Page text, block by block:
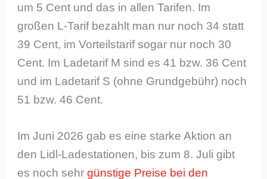
um 5 Cent und das in allen Tarifen. Im
großen L-Tarif bezahlt man nur noch 34 statt
39 Cent, im Vorteilstarif sogar nur noch 30
Cent. Im Ladetarif M sind es 41 bzw. 36 Cent
und im Ladetarif S (ohne Grundgebühr) noch
51 bzw. 46 Cent.
Im Juni 2026 gab es eine starke Aktion an
den Lidl-Ladestationen, bis zum 8. Juli gibt
es noch sehrgünstige Preise bei den